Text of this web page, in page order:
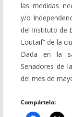
las medidas
y/o
del Instituto de
Loutaif” de la
Dada en la
Senadores de
del mes de
Compártelo: